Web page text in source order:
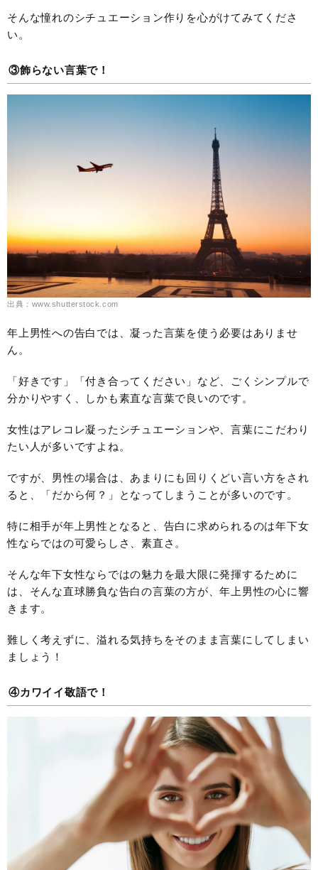
そんな憧れのシチュエーション作りを心がけてみてくださ
い。
③飾らない言葉で！
出典：www.shutterstock.com
年上男性への告白では、凝った言葉を使う必要はありませ
ん。
「好きです」「付き合ってください」など、ごくシンプルで
分かりやすく、しかも素直な言葉で良いのです。
女性はアレコレ凝ったシチュエーションや、言葉にこだわり
たい人が多いですよね。
ですが、男性の場合は、あまりにも回りくどい言い方をされ
ると、「だから何？」となってしまうことが多いのです。
特に相手が年上男性となると、告白に求められるのは年下女
性ならではの可愛らしさ、素直さ。
そんな年下女性ならではの魅力を最大限に発揮するために
は、そんな直球勝負な告白の言葉の方が、年上男性の心に響
きます。
難しく考えずに、溢れる気持ちをそのまま言葉にしてしまい
ましょう！
④カワイイ敬語で！